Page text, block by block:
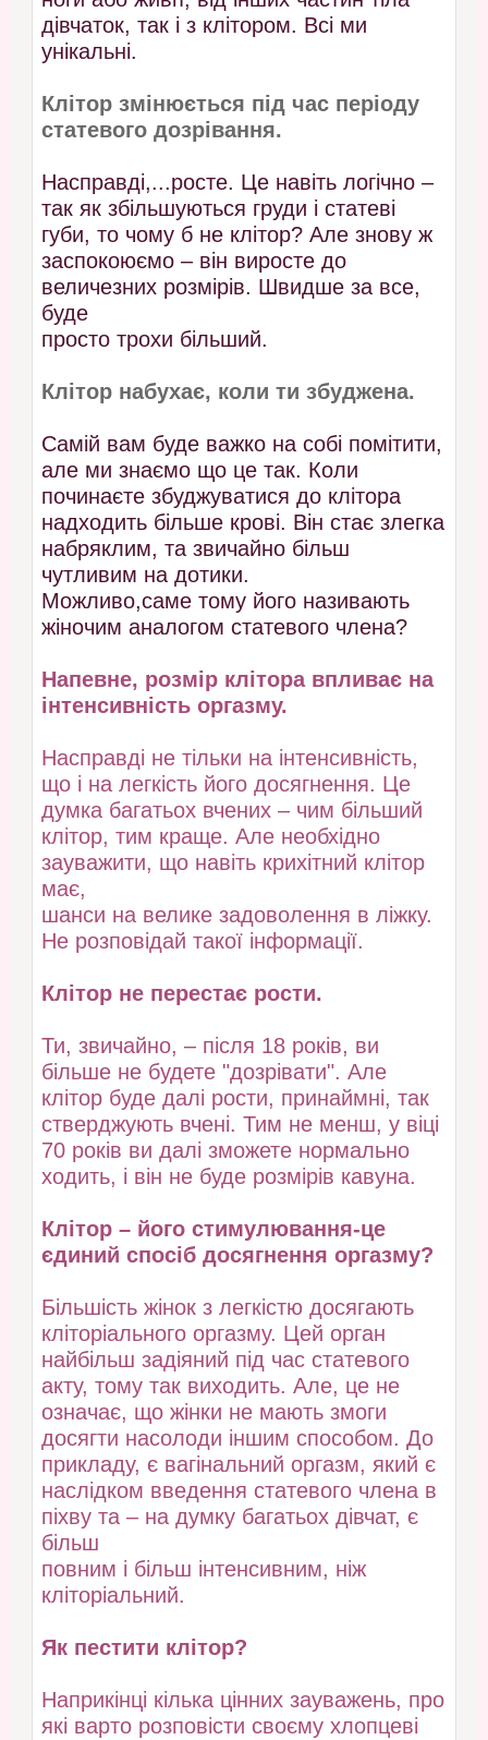
дівчаток, так і з клітором. Всі ми
унікальні.
Клітор змінюється під час періоду
статевого дозрівання.
Насправді,...росте. Це навіть логічно –
так як збільшуються груди і статеві
губи, то чому б не клітор? Але знову ж
заспокоюємо – він виросте до
величезних розмірів. Швидше за все,
буде
просто трохи більший.
Клітор набухає, коли ти збуджена.
Самій вам буде важко на собі помітити,
але ми знаємо що це так. Коли
починаєте збуджуватися до клітора
надходить більше крові. Він стає злегка
набряклим, та звичайно більш
чутливим на дотики.
Можливо,саме тому його називають
жіночим аналогом статевого члена?
Напевне, розмір клітора впливає на
інтенсивність оргазму.
Насправді не тільки на інтенсивність,
що і на легкість його досягнення. Це
думка багатьох вчених – чим більший
клітор, тим краще. Але необхідно
зауважити, що навіть крихітний клітор
має,
шанси на велике задоволення в ліжку.
Не розповідай такої інформації.
Клітор не перестає рости.
Ти, звичайно, – після 18 років, ви
більше не будете "дозрівати". Але
клітор буде далі рости, принаймні, так
стверджують вчені. Тим не менш, у віці
70 років ви далі зможете нормально
ходить, і він не буде розмірів кавуна.
Клітор – його стимулювання-це
єдиний спосіб досягнення оргазму?
Більшість жінок з легкістю досягають
кліторіального оргазму. Цей орган
найбільш задіяний під час статевого
акту, тому так виходить. Але, це не
означає, що жінки не мають змоги
досягти насолоди іншим способом. До
прикладу, є вагінальний оргазм, який є
наслідком введення статевого члена в
піхву та – на думку багатьох дівчат, є
більш
повним і більш інтенсивним, ніж
кліторіальний.
Як пестити клітор?
Наприкінці кілька цінних зауважень, про
які варто розповісти своєму хлопцеві